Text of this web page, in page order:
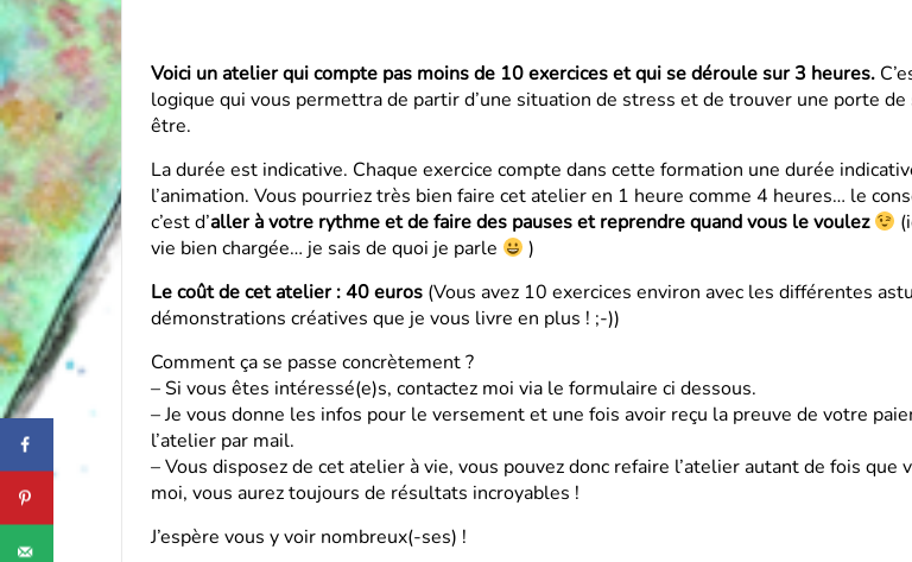
Voici un atelier qui compte pas moins de 10 exercices et qui se déroule sur 3 heures.
logique qui vous permettra de partir d’une situation de stress et de trouver une porte
être.
La durée est indicative. Chaque exercice compte dans cette formation une durée
l’animation. Vous pourriez très bien faire cet atelier en 1 heure comme 4 heures… le
c’est d’aller à votre rythme et de faire des pauses et reprendre quand vous le voulez
vie bien chargée… je sais de quoi je parle
)
Le coût de cet atelier : 40 euros (Vous avez 10 exercices environ avec les différentes
démonstrations créatives que je vous livre en plus ! ;-))
Comment ça se passe concrètement ?
– Si vous êtes intéressé(e)s, contactez moi via le formulaire ci dessous.
– Je vous donne les infos pour le versement et une fois avoir reçu la preuve de votre
l’atelier par mail.
– Vous disposez de cet atelier à vie, vous pouvez donc refaire l’atelier autant de fois que
moi, vous aurez toujours de résultats incroyables !
J’espère vous y voir nombreux(-ses) !